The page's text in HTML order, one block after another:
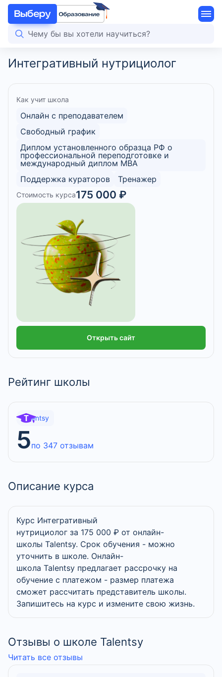
Интегративный нутрициолог
Как учит школа
Онлайн с преподавателем
Свободный график
Диплом установленного образца РФ о
профессиональной переподготовке и
международный диплом MBA
Поддержка кураторов
Тренажер
Стоимость курса175 000 ₽
Открыть сайт
Рейтинг школы
Talentsy
5по 347 отзывам
Описание курса
Курс Интегративный
нутрициолог за 175 000 ₽ от онлайн-
школы Talentsy. Срок обучения - можно
уточнить в школе. Онлайн-
школа Talentsy предлагает рассрочку на
обучение с платежом - размер платежа
сможет рассчитать представитель школы.
Запишитесь на курс и измените свою жизнь.
Отзывы о школе Talentsy
Читать все отзывы